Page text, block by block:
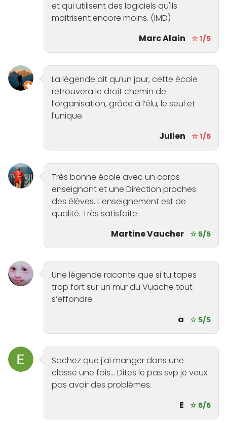
et qui utilisent des logiciels qu'ils
maitrisent encore moins. (IMD)
Marc Alain
☆ 1/5
La légende dit qu’un jour, cette école
retrouvera le droit chemin de
l’organisation, grâce à l’élu, le seul et
l'unique.
Julien
☆ 1/5
Très bonne école avec un corps
enseignant et une Direction proches
des élèves. L'enseignement est de
qualité. Très satisfaite.
Martine Vaucher ☆ 5/5
Une légende raconte que si tu tapes
trop fort sur un mur du Vuache tout
s’effondre
a
☆ 5/5
Sachez que j'ai manger dans une
classe une fois... Dites le pas svp je veux
pas avoir des problèmes.
E
☆ 5/5